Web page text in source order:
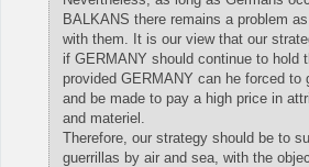
BALKANS there remains a problem
with them. It is our view that our
if GERMANY should continue to hold
provided GERMANY can he forced to
and be made to pay a high price in
and materiel.
Therefore, our strategy should be to
guerrillas by air and sea, with the